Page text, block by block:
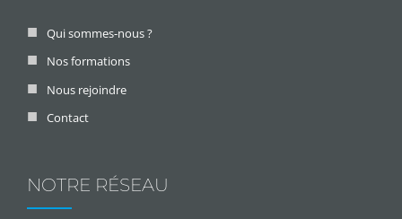
Qui sommes-nous ?
Nos formations
Nous rejoindre
Contact
NOTRE RÉSEAU